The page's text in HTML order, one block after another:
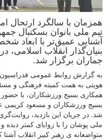
همزمان با سالگرد ارتحال
تیم ملی بانوان بسکتبال
آشنایی عمیق‌تر با ابعاد
بنیان‌گذار انقلاب اسلامی،
جماران برگزار شد.
به گزارش روابط عمومی فدراسیون
هویتی به همت کمیته فرهنگی و
همکاری بسیج ورزشکاران، با
بسیج ورزشکاران و مسعود کریمی
شد. در جریان این بازدید،
ملی پوشان را با زوایای کمتر دیده
متواضعانه ی رهبر کبیر انقلاب آشنا